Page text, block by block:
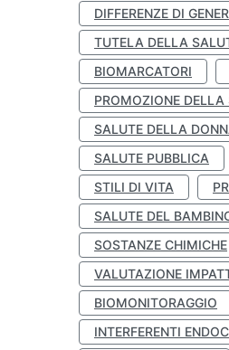
DIFFERENZE DI
TUTELA DELLA
BIOMARCATORI
PROMOZIONE DELLA
SALUTE DELLA
SALUTE PUBBLICA
STILI DI VITA
SALUTE DEL
SOSTANZE CHIMICHE
VALUTAZIONE
BIOMONITORAGGIO
INTERFERENTI